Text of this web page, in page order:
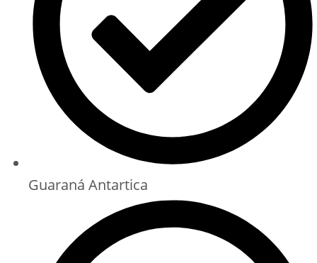
Guaraná Antartica